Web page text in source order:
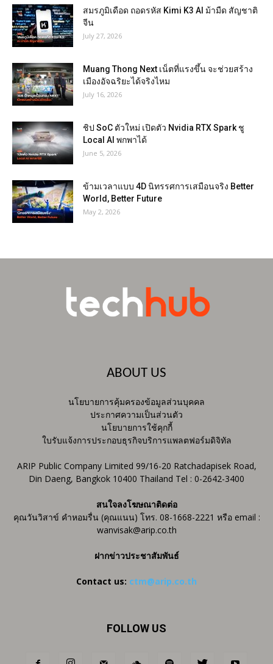
สมรภูมิเดือด ถอดรหัส Kimi K3 AI ม้ามืด สัญชาติ
จีน
July 27, 2026
Muang Thong Next เน็ตที่แรงขึ้น จะช่วยสร้าง
เมืองอัจฉริยะได้จริงไหม
July 16, 2026
ชิป SoC ตัวใหม่ เปิดตัว Nvidia RTX Spark ชู
Local AI พกพาได้
June 5, 2026
ข้ามเวลาแบบ 4D นิทรรศการเสมือนจริง Better
World, Better Future
May 2, 2026
ABOUT US
นโยบายการคุ้มครองข้อมูลส่วนบุคคล
ประกาศความเป็นส่วนตัว
นโยบายการใช้คุกกี้
ใบรับแจ้งการประกอบธุรกิจบริการแพลตฟอร์มดิจิทัล
ARIP Public Company Limited 99/16-20 Ratchadapisek Road,
Din Daeng, Bangkok 10400 Thailand Tel : 0-2642-3400
สนใจลงโฆษณาติดต่อ
คุณวันวิสาข์ คำหอมรื่น (คุณแนน) โทร. 08-1668-2221 หรือ email :
wanvisak@arip.co.th
ฝากข่าวประชาสัมพันธ์
Contact us: ctm@arip.co.th
FOLLOW US